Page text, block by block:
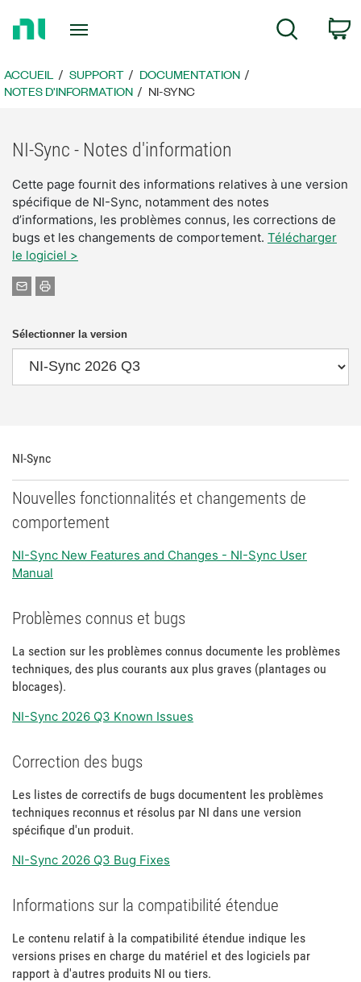
page
d’accueil
ACCUEIL SUPPORT
DOCUMENTATION
NOTES D'INFORMATION
NI-SYNC
NI-Sync - Notes d'information
Cette page fournit des informations relatives à une version
spécifique de NI-Sync, notamment des notes
d’informations, les problèmes connus, les corrections de
bugs et les changements de comportement. Télécharger
le logiciel >
Sélectionner la version
NI-Sync
Nouvelles fonctionnalités et changements de
comportement
NI-Sync New Features and Changes - NI-Sync User
Manual
Problèmes connus et bugs
La section sur les problèmes connus documente les problèmes
techniques, des plus courants aux plus graves (plantages ou
blocages).
NI-Sync 2026 Q3 Known Issues
Correction des bugs
Les listes de correctifs de bugs documentent les problèmes
techniques reconnus et résolus par NI dans une version
spécifique d'un produit.
NI-Sync 2026 Q3 Bug Fixes
Informations sur la compatibilité étendue
Le contenu relatif à la compatibilité étendue indique les
versions prises en charge du matériel et des logiciels par
rapport à d'autres produits NI ou tiers.